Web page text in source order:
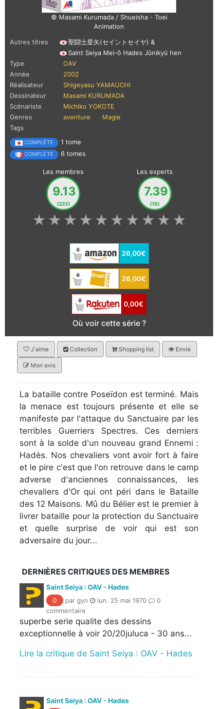
© Masami Kurumada / Shueisha - Toei
Animation
Autres titres
聖闘士星矢(セイントセイヤ) &
Saint Seiya Mei-ô Hades Jûnikyû hen
Type
OAV
Année
2002
Réalisateur
Shigeyasu YAMAUCHI
Dessinateur
Masami KURUMADA
Scénariste
Michiko YOKOTE
Genres
aventure
Magie
Tags
COMPLÈTE 1 tome
COMPLÈTE 6 tomes
Les membres
9.13
(223)
Les experts
7.39
(18)
★
★
★
★
★
★
★
★
★
★
26,00€
26,00€
0,00€
Où voir cette série ?
J'aime Collection Shopping list Envie
Mon avis
La bataille contre Poseïdon est terminé. Mais
la menace est toujours présente et elle se
manifeste par l'attaque du Sanctuaire par les
terribles Guerriers Spectres. Ces derniers
sont à la solde d'un nouveau grand Ennemi :
Hadès. Nos chevaliers vont avoir fort à faire
et le pire c'est que l'on retrouve dans le camp
adverse d'anciennes connaissances, les
chevaliers d'Or qui ont péri dans le Bataille
des 12 Maisons. Mû du Bélier est le premier à
livrer bataille pour la protection du Sanctuaire
et quelle surprise de voir qui est son
adversaire du jour...
DERNIÈRES CRITIQUES DES MEMBRES
Saint Seiya : OAV - Hades
0
par gyn lun. 25 mai 1970
0
commentaire
superbe serie qualite des dessins
exceptionnelle à voir 20/20juluca - 30 ans...
Lire la critique de Saint Seiya : OAV - Hades
Saint Seiya : OAV - Hades